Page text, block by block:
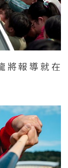
將報導就在